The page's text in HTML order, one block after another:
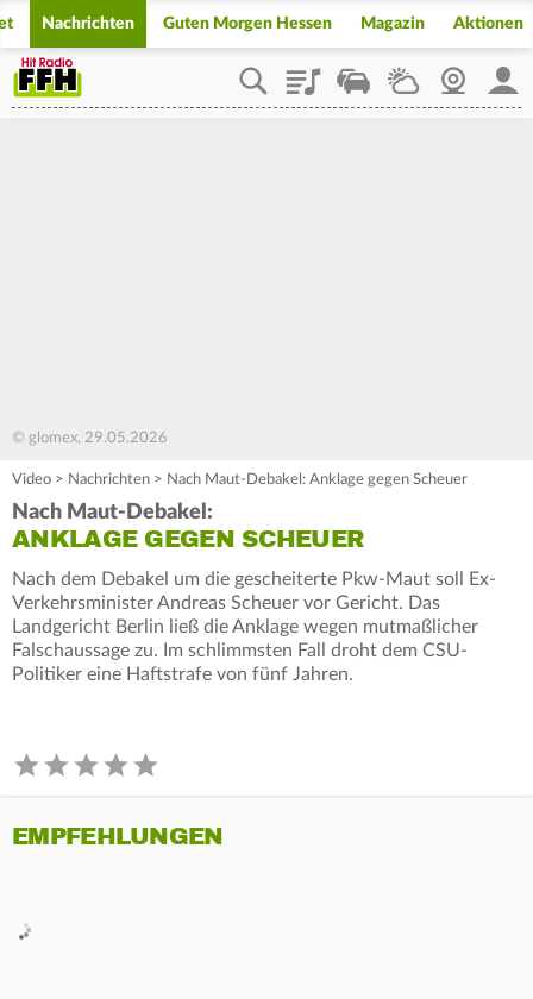
Nachrichten Guten Morgen Hessen Magazin Aktionen
PlaylistStaupilotWetterWebcam
© glomex, 29.05.2026
Video > Nachrichten > Nach Maut-Debakel: Anklage gegen Scheuer
Nach Maut-Debakel:
ANKLAGE GEGEN SCHEUER
Nach dem Debakel um die gescheiterte Pkw-Maut soll Ex-
Verkehrsminister Andreas Scheuer vor Gericht. Das
Landgericht Berlin ließ die Anklage wegen mutmaßlicher
Falschaussage zu. Im schlimmsten Fall droht dem CSU-
Politiker eine Haftstrafe von fünf Jahren.
EMPFEHLUNGEN